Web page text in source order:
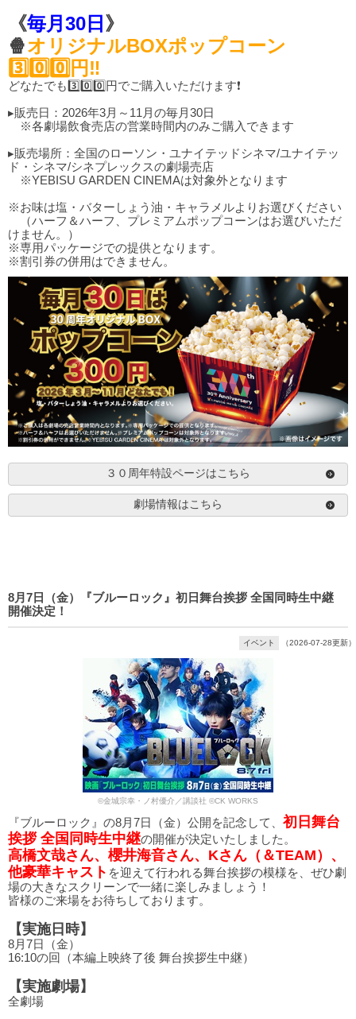
《毎月30日 》
🍿オリジナルBOXポップコーン
3️⃣0️⃣0️⃣円‼️
どなたでも3️⃣0️⃣0️⃣円でご購入いただけます❗
▸販売日：2026年3月～11月の毎月30日
※各劇場飲食売店の営業時間内のみご購入できます
▸販売場所：全国のローソン・ユナイテッドシネマ/ユナイテッ
ド・シネマ/シネプレックスの劇場売店
※YEBISU GARDEN CINEMAは対象外となります
※お味は塩・バターしょう油・キャラメルよりお選びください
（ハーフ＆ハーフ、プレミアムポップコーンはお選びいただ
けません。）
※専用パッケージでの提供となります。
※割引券の併用はできません。
３０周年特設ページはこちら
劇場情報はこちら
8月7日（金）『ブルーロック』初日舞台挨拶 全国同時生中継
開催決定！
イベント （2026-07-28更新）
©金城宗幸・ノ村優介／講談社 ©CK WORKS
『ブルーロック』の8月7日（金）公開を記念して、 初日舞台
挨拶 全国同時生中継の開催が決定いたしました。
高橋文哉さん、櫻井海音さん、Kさん（＆TEAM）、
他豪華キャスト を迎えて行われる舞台挨拶の模様を、ぜひ劇
場の大きなスクリーンで一緒に楽しみましょう！
皆様のご来場をお待ちしております。
【実施日時】
8月7日（金）
16:10の回（本編上映終了後 舞台挨拶生中継）
【実施劇場】
全劇場